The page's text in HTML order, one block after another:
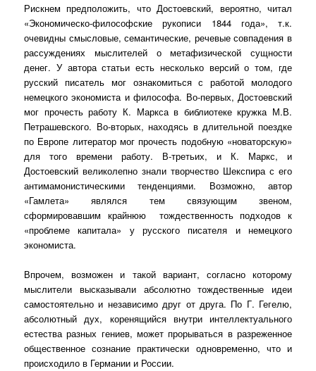
Рискнем предположить, что Достоевский, вероятно, читал
«Экономическо-философские рукописи 1844 года», т.к.
очевидны смысловые, семантические, речевые совпадения в
рассуждениях мыслителей о метафизической сущности
денег. У автора статьи есть несколько версий о том, где
русский писатель мог ознакомиться с работой молодого
немецкого экономиста и философа. Во-первых, Достоевский
мог прочесть работу К. Маркса в библиотеке кружка М.В.
Петрашевского. Во-вторых, находясь в длительной поездке
по Европе литератор мог прочесть подобную «новаторскую»
для того времени работу. В-третьих, и К. Маркс, и
Достоевский великолепно знали творчество Шекспира с его
антимамонистическими тенденциями. Возможно, автор
«Гамлета» являлся тем связующим звеном,
сформировавшим крайнюю
тождественность подходов к
«проблеме капитала» у русского писателя и немецкого
экономиста.
Впрочем, возможен и такой вариант, согласно которому
мыслители высказывали абсолютно тождественные идеи
самостоятельно и независимо друг от друга. По Г. Гегелю,
абсолютный дух, коренящийся внутри интеллектуального
естества разных гениев, может прорываться в разреженное
общественное сознание практически одновременно, что и
происходило в Германии и России.